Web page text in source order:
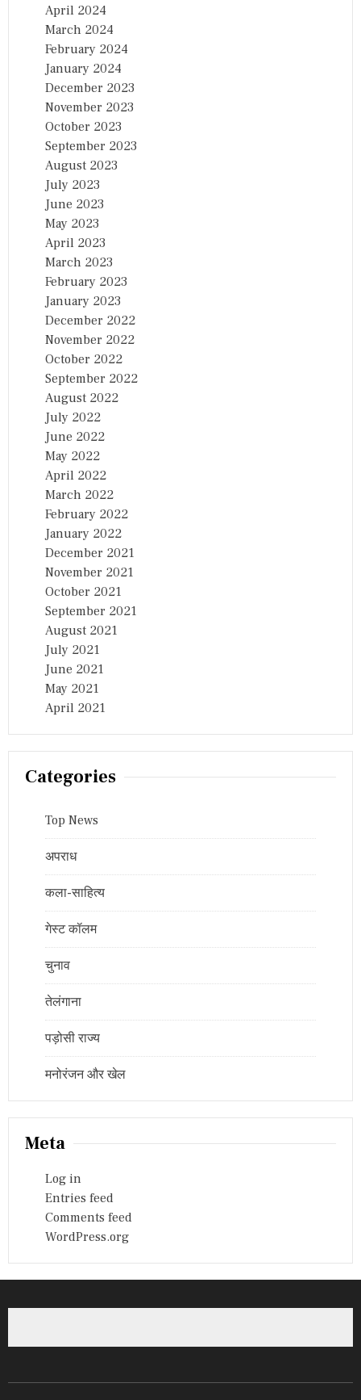
April 2024
March 2024
February 2024
January 2024
December 2023
November 2023
October 2023
September 2023
August 2023
July 2023
June 2023
May 2023
April 2023
March 2023
February 2023
January 2023
December 2022
November 2022
October 2022
September 2022
August 2022
July 2022
June 2022
May 2022
April 2022
March 2022
February 2022
January 2022
December 2021
November 2021
October 2021
September 2021
August 2021
July 2021
June 2021
May 2021
April 2021
Categories
Top News
अपराध
कला-साहित्य
गेस्ट कॉलम
चुनाव
तेलंगाना
पड़ोसी राज्य
मनोरंजन और खेल
Meta
Log in
Entries feed
Comments feed
WordPress.org